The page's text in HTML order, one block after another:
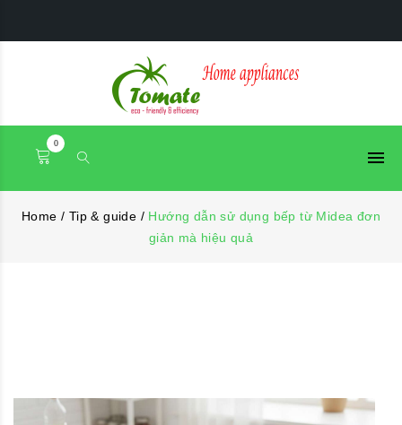
0
Home / Tip & guide / Hướng dẫn sử dụng bếp từ Midea đơn
giản mà hiệu quả